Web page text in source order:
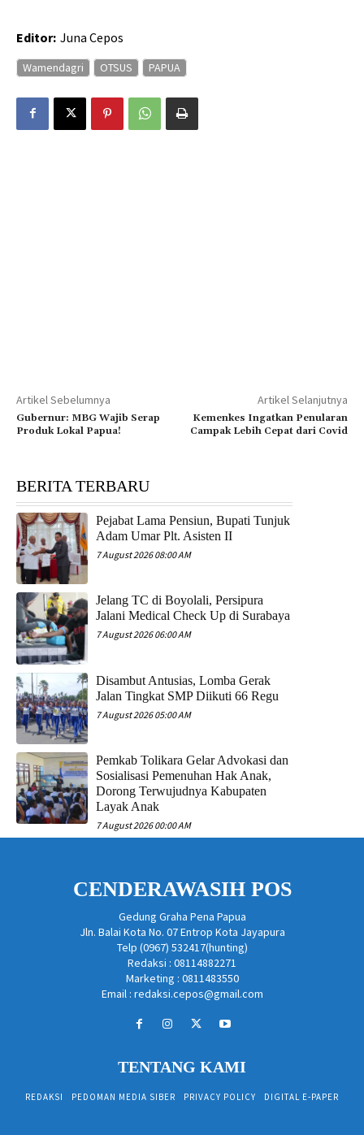
Editor: Juna Cepos
Wamendagri OTSUS PAPUA
Artikel Sebelumnya
Gubernur: MBG Wajib Serap
Produk Lokal Papua!
Artikel Selanjutnya
Kemenkes Ingatkan Penularan
Campak Lebih Cepat dari Covid
BERITA TERBARU
Pejabat Lama Pensiun, Bupati Tunjuk
Adam Umar Plt. Asisten II
7 August 2026 08:00 AM
Jelang TC di Boyolali, Persipura
Jalani Medical Check Up di Surabaya
7 August 2026 06:00 AM
Disambut Antusias, Lomba Gerak
Jalan Tingkat SMP Diikuti 66 Regu
7 August 2026 05:00 AM
Pemkab Tolikara Gelar Advokasi dan
Sosialisasi Pemenuhan Hak Anak,
Dorong Terwujudnya Kabupaten
Layak Anak
7 August 2026 00:00 AM
CENDERAWASIH POS
Gedung Graha Pena Papua
Jln. Balai Kota No. 07 Entrop Kota Jayapura
Telp (0967) 532417(hunting)
Redaksi : 08114882271
Marketing : 0811483550
Email : redaksi.cepos@gmail.com
TENTANG KAMI
REDAKSI PEDOMAN MEDIA SIBER PRIVACY POLICY DIGITAL E-PAPER